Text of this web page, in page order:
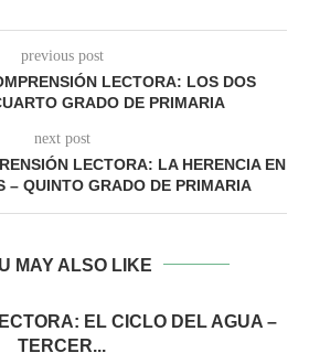
previous post
LECTORA: LOS DOS
GRADO DE PRIMARIA
next post
LECTORA: LA HERENCIA EN
– QUINTO GRADO DE PRIMARIA
MAY ALSO LIKE
EL CICLO DEL AGUA –
TERCER...